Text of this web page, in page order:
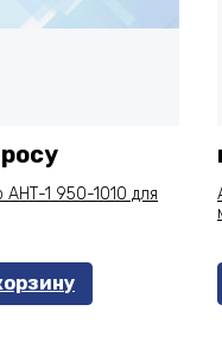
АНТ-1 950-1010 для